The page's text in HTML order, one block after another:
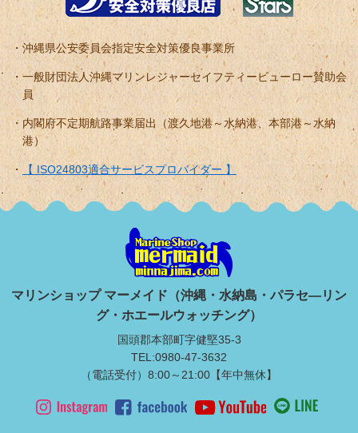
沖縄県公安委員会指定安全対策優良事業所
一般財団法人沖縄マリンレジャーセイフティービューロー賛助会
員
内閣府不定期航路事業届出（渡久地港～水納港、本部港～水納
港）
【 ISO24803適合サービスプロバイダー 】
マリンショップ マーメイド（沖縄・水納島・パラセ―リン
グ・ホエールウォッチング）
国頭郡本部町字健堅35-3
TEL:0980-47-3632
（電話受付）8:00～21:00【年中無休】